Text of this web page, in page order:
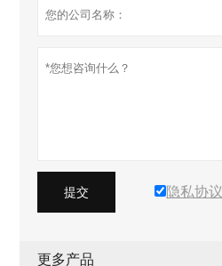
提交 隐私协议
更多产品